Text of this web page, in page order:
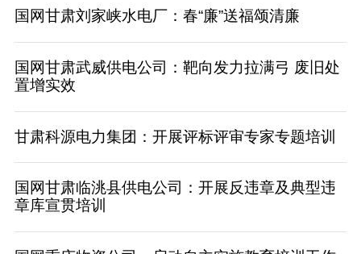
国网甘肃刘家峡水电厂：春“廉”送福颂清廉
国网甘肃武威供电公司：靶向发力拉满弓 废旧处
置增实效
甘肃科源电力集团：开展评标评审专家专题培训
国网甘肃临洮县供电公司：开展反违章及典型违
章库宣贯培训